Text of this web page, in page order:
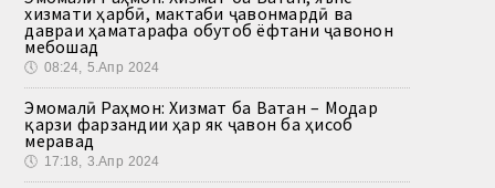
хизмати ҳарбӣ, мактаби ҷавонмардӣ ва
давраи ҳаматарафа обутоб ёфтани ҷавонон
мебошад
🕔 08:24, 5.Апр 2024
Эмомалӣ Раҳмон: Хизмат ба Ватан – Модар
қарзи фарзандии ҳар як ҷавон ба ҳисоб
меравад
🕔 17:18, 3.Апр 2024